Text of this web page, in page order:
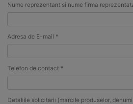
Nume reprezentant si nume firma
Adresa de E-mail *
Telefon de contact *
Detaliile solicitarii (marcile produselor,